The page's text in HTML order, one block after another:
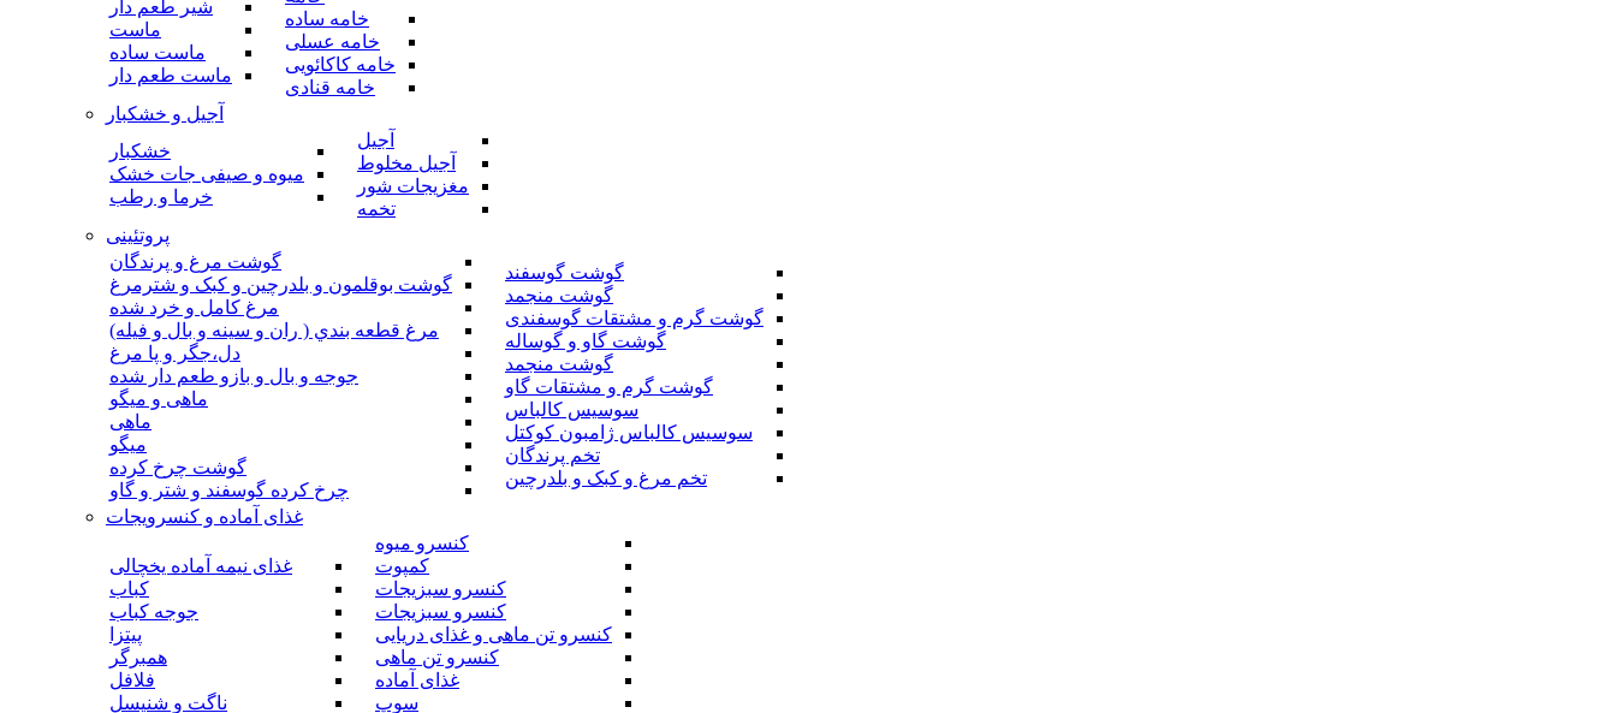
خامه ساده
خامه عسلی
خامه کاکائویی
خامه قنادی
شیر طعم دار
ماست
ماست ساده
ماست طعم دار
آجیل و خشکبار
آجیل
آجیل مخلوط
مغزیجات شور
تخمه
خشکبار
میوه و صیفی جات خشک
خرما و رطب
پروتئینی
گوشت گوسفند
گوشت منجمد
گوشت گرم و مشتقات گوسفندی
گوشت گاو و گوساله
گوشت منجمد
گوشت گرم و مشتقات گاو
سوسیس کالباس
سوسیس کالباس ژامبون کوکتل
تخم پرندگان
تخم مرغ و کبک و بلدرچین
گوشت مرغ و پرندگان
گوشت بوقلمون و بلدرچین و کبک و شترمرغ
مرغ کامل و خرد شده
مرغ قطعه بندي ( ران و سينه و بال و فيله)
دل،جگر و پا مرغ
جوجه و بال و بازو طعم دار شده
ماهی و میگو
ماهی
میگو
گوشت چرخ کرده
چرخ کرده گوسفند و شتر و گاو
غذای آماده و کنسرویجات
کنسرو میوه
کمپوت
کنسرو سبزیجات
کنسرو سبزیجات
کنسرو تن ماهی و غذای دریایی
کنسرو تن ماهی
غذای آماده
سوپ
غذای نیمه آماده یخچالی
کباب
جوجه کباب
پیتزا
همبرگر
فلافل
ناگت و شنیسل